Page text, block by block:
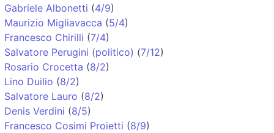
Gabriele Albonetti (4/9)
Maurizio Migliavacca (5/4)
Francesco Chirilli (7/4)
Salvatore Perugini (politico) (7/12)
Rosario Crocetta (8/2)
Lino Duilio (8/2)
Salvatore Lauro (8/2)
Denis Verdini (8/5)
Francesco Cosimi Proietti (8/9)